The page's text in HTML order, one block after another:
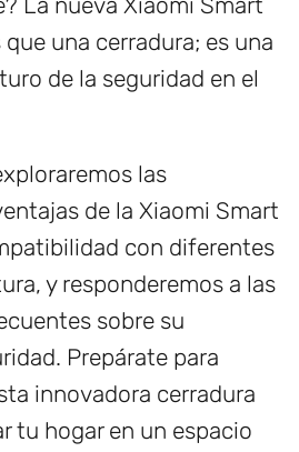
una cerradura; es una
de la seguridad en el
las
de la Xiaomi Smart
con diferentes
y responderemos a las
sobre su
Prepárate para
innovadora cerradura
tu hogar en un espacio